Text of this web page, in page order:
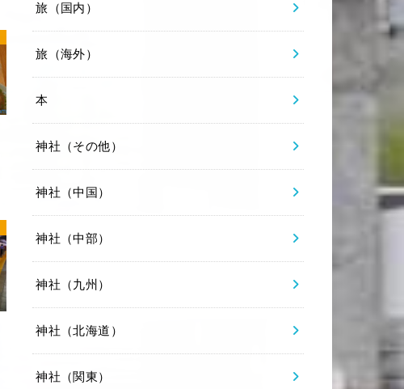
旅（国内）
旅（海外）
本
神社（その他）
神社（中国）
神社（中部）
神社（九州）
神社（北海道）
神社（関東）